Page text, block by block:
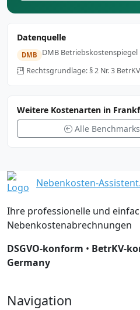
Datenquelle
DMB DMB Betriebskostenspiegel
Rechtsgrundlage: § 2 Nr. 3 BetrKV
Weitere Kostenarten in
Alle
Nebenkosten-
Ihre professionelle und
Nebenkostenabrechnungen
DSGVO-konform • BetrKV-
Germany
Navigation